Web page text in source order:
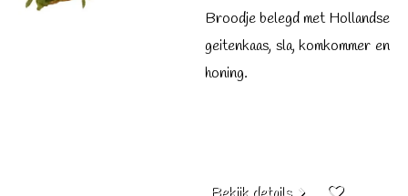
Broodje belegd met Hollandse
geitenkaas, sla, komkommer en
honing.